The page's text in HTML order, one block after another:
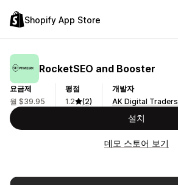
Shopify App Store
RocketSEO and Booster
요금제
월 $39.95
평점
1.2
(2)
개발자
AK Digital Traders
설치
데모 스토어 보기